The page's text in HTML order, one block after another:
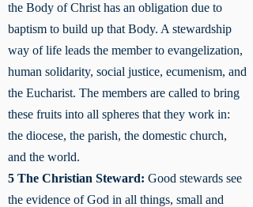
the Body of Christ has an obligation due to
baptism to build up that Body. A stewardship
way of life leads the member to evangelization,
human solidarity, social justice, ecumenism, and
the Eucharist. The members are called to bring
these fruits into all spheres that they work in:
the diocese, the parish, the domestic church,
and the world.
5 The Christian Steward: Good stewards see
the evidence of God in all things, small and